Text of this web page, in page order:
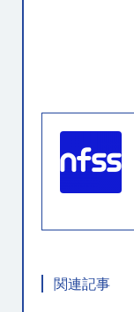
関連記事